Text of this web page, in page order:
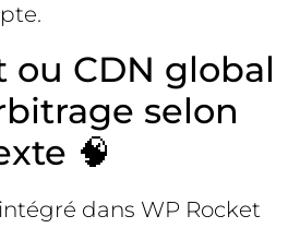
ou CDN global
selon
🧠
dans WP Rocket